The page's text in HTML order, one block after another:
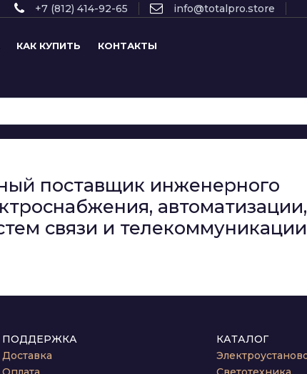
+7 (812) 414-92-65 info@totalpro.store
КАК КУПИТЬ КОНТАКТЫ
поставщик инженерного
автоматизации,
связи и
ПОДДЕРЖКА
Доставка
КАТАЛОГ